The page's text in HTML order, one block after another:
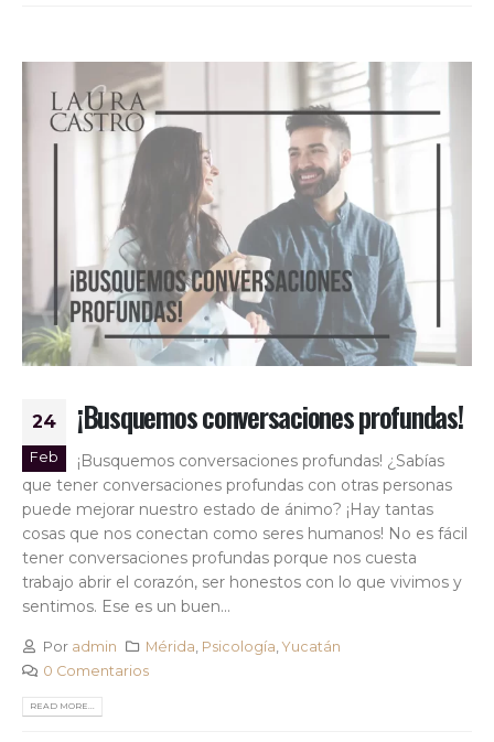
24
Feb
¡Busquemos conversaciones profundas!
¡Busquemos conversaciones profundas! ¿Sabías
que tener conversaciones profundas con otras personas
puede mejorar nuestro estado de ánimo? ¡Hay tantas
cosas que nos conectan como seres humanos! No es fácil
tener conversaciones profundas porque nos cuesta
trabajo abrir el corazón, ser honestos con lo que vivimos y
sentimos. Ese es un buen...
Por admin Mérida, Psicología,Yucatán
0 Comentarios
READ MORE...